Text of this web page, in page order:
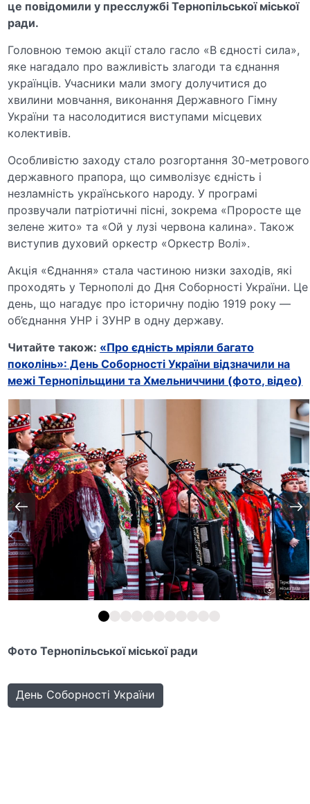
це повідомили у пресслужбі Тернопільської міської
ради.
Головною темою акції стало гасло «В єдності сила»,
яке нагадало про важливість злагоди та єднання
українців. Учасники мали змогу долучитися до
хвилини мовчання, виконання Державного Гімну
України та насолодитися виступами місцевих
колективів.
Особливістю заходу стало розгортання 30-метрового
державного прапора, що символізує єдність і
незламність українського народу. У програмі
прозвучали патріотичні пісні, зокрема «Проросте ще
зелене жито» та «Ой у лузі червона калина». Також
виступив духовий оркестр «Оркестр Волі».
Акція «Єднання» стала частиною низки заходів, які
проходять у Тернополі до Дня Соборності України. Це
день, що нагадує про історичну подію 1919 року —
об’єднання УНР і ЗУНР в одну державу.
Читайте також: «Про єдність мріяли багато
поколінь»: День Соборності України відзначили на
межі Тернопільщини та Хмельниччини (фото, відео)
Фото Тернопільської міської ради
День Соборності України